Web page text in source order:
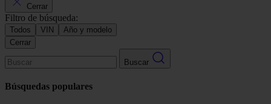
Cerrar
Filtro de búsqueda:
Todos VIN
Año y modelo
Cerrar
Buscar
Búsquedas populares